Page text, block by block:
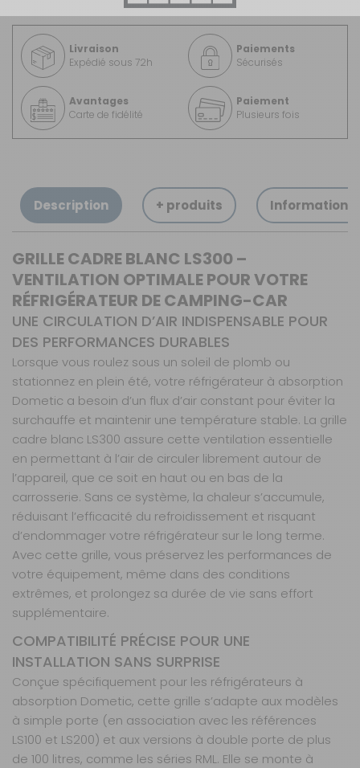
Livraison
Expédié sous 72h
Paiements
Sécurisés
Avantages
Carte de fidélité
Paiement
Plusieurs fois
Description + produits Informations
GRILLE CADRE BLANC LS300 –
VENTILATION OPTIMALE POUR VOTRE
RÉFRIGÉRATEUR DE CAMPING-CAR
UNE CIRCULATION D’AIR INDISPENSABLE POUR
DES PERFORMANCES DURABLES
Lorsque vous roulez sous un soleil de plomb ou
stationnez en plein été, votre réfrigérateur à absorption
Dometic a besoin d’un flux d’air constant pour éviter la
surchauffe et maintenir une température stable. La grille
cadre blanc LS300 assure cette ventilation essentielle
en permettant à l’air de circuler librement autour de
l’appareil, que ce soit en haut ou en bas de la
carrosserie. Sans ce système, la chaleur s’accumule,
réduisant l’efficacité du refroidissement et risquant
d’endommager votre réfrigérateur sur le long terme.
Avec cette grille, vous préservez les performances de
votre équipement, même dans des conditions
extrêmes, et prolongez sa durée de vie sans effort
supplémentaire.
COMPATIBILITÉ PRÉCISE POUR UNE
INSTALLATION SANS SURPRISE
Conçue spécifiquement pour les réfrigérateurs à
absorption Dometic, cette grille s’adapte aux modèles
à simple porte (en association avec les références
LS100 et LS200) et aux versions à double porte de plus
de 100 litres, comme les séries RML. Elle se monte à